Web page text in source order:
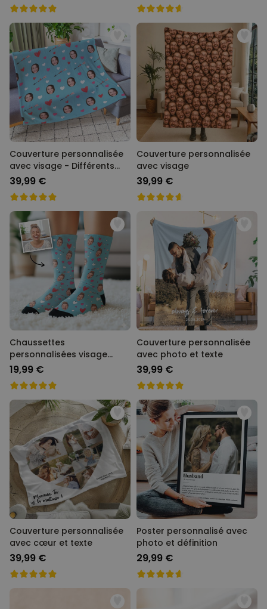
Couverture personnalisée
avec visage - Différents
motifs
39,99 €
Couverture personnalisée
avec visage
39,99 €
Chaussettes
personnalisées visage
motifs amour
19,99 €
Couverture personnalisée
avec photo et texte
39,99 €
Couverture personnalisée
avec cœur et texte
39,99 €
Poster personnalisé avec
photo et définition
29,99 €